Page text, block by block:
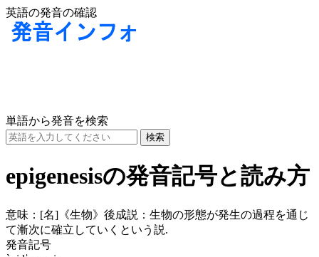
英語の発音の確認
単語から発音を検索
epigenesisの発音記号と読み方
意味： [名] 《生物》後成説：生物の形態が発生の過程を通じ
て漸次に確立していくという説.
発音記号